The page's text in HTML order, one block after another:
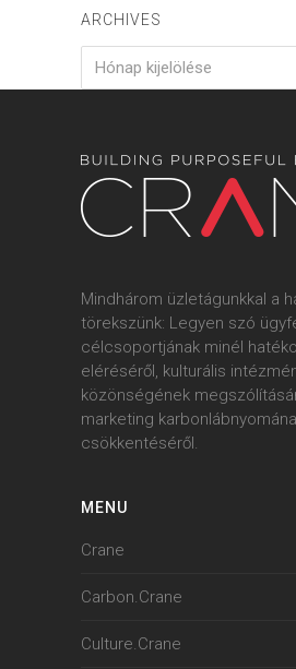
ARCHIVES
Hónap kijelölése
Mindhárom üzletágunkkal a
törekszünk: Legyen szó
célcsoportjának minél
eléréséről, kulturális
közönségének
marketing
csökkentéséről.
MENU
Crane
Carbon.Crane
Culture.Crane